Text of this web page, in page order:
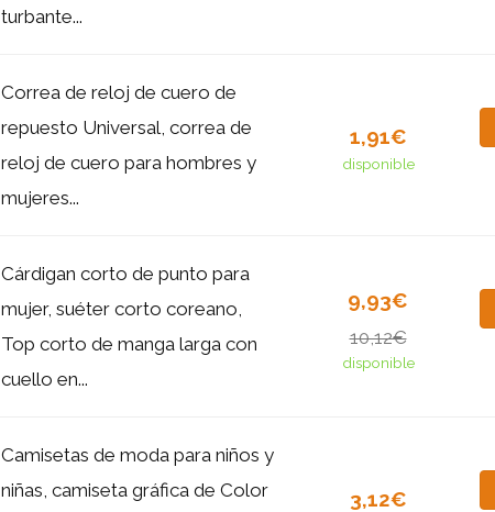
turbante...
Correa de reloj de cuero de
repuesto Universal, correa de
reloj de cuero para hombres y
mujeres...
1,91€
disponible
Cárdigan corto de punto para
mujer, suéter corto coreano,
Top corto de manga larga con
cuello en...
9,93€
10,12€
disponible
Camisetas de moda para niños y
niñas, camiseta gráfica de Color
3,12€